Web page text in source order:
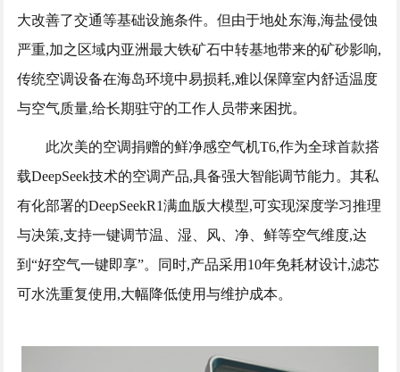
大改善了交通等基础设施条件。但由于地处东海,海盐侵蚀
严重,加之区域内亚洲最大铁矿石中转基地带来的矿砂影响,
传统空调设备在海岛环境中易损耗,难以保障室内舒适温度
与空气质量,给长期驻守的工作人员带来困扰。
此次美的空调捐赠的鲜净感空气机T6,作为全球首款搭
载DeepSeek技术的空调产品,具备强大智能调节能力。其私
有化部署的DeepSeekR1满血版大模型,可实现深度学习推理
与决策,支持一键调节温、湿、风、净、鲜等空气维度,达
到“好空气一键即享”。同时,产品采用10年免耗材设计,滤芯
可水洗重复使用,大幅降低使用与维护成本。